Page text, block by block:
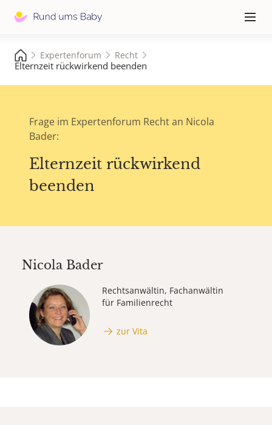
≡
Expertenforum Recht
Elternzeit rückwirkend beenden
Frage im Expertenforum Recht an Nicola
Bader:
Elternzeit rückwirkend
beenden
Nicola Bader
Rechtsanwältin, Fachanwältin
für Familienrecht
zur Vita